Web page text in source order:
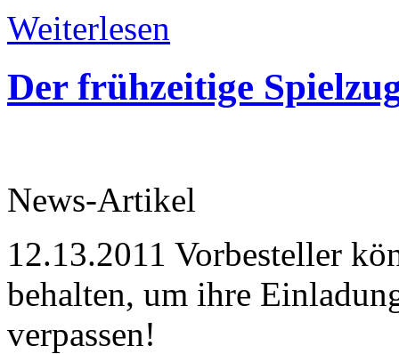
Weiterlesen
Der frühzeitige
News-Artikel
12.13.2011 Vorbesteller
behalten, um ihre
verpassen!